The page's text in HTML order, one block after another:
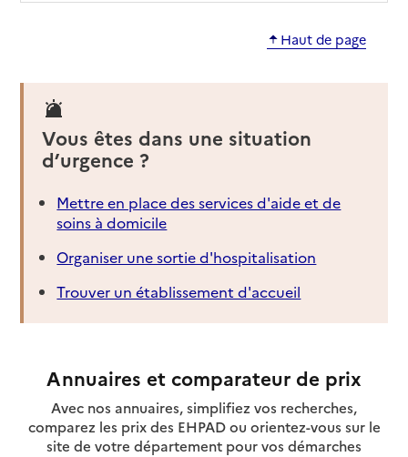
Haut de page
Vous êtes dans une situation
d’urgence ?
Mettre en place des services d'aide et de
soins à domicile
Organiser une sortie d'hospitalisation
Trouver un établissement d'accueil
Annuaires et comparateur de prix
Avec nos annuaires, simplifiez vos recherches,
comparez les prix des EHPAD ou orientez-vous sur le
site de votre département pour vos démarches